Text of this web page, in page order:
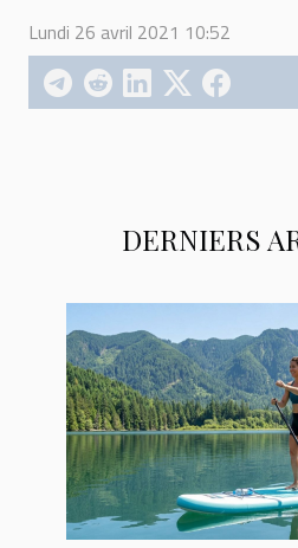
Lundi 26 avril 2021 10:52
DERNIERS